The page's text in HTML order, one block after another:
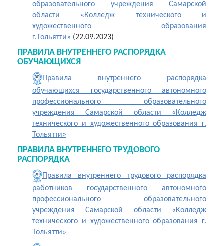
образовательного учреждения Самарской
области «Колледж технического и
художественного образования
г.Тольятти» (22.09.2023)
ПРАВИЛА ВНУТРЕННЕГО РАСПОРЯДКА
ОБУЧАЮЩИХСЯ
Правила внутреннего распорядка
обучающихся государственного автономного
профессионального образовательного
учреждения Самарской области «Колледж
технического и художественного образования г.
Тольятти»
ПРАВИЛА ВНУТРЕННЕГО ТРУДОВОГО
РАСПОРЯДКА
Правила внутреннего трудового распорядка
работников государственного автономного
профессионального образовательного
учреждения Самарской области «Колледж
технического и художественного образования г.
Тольятти»